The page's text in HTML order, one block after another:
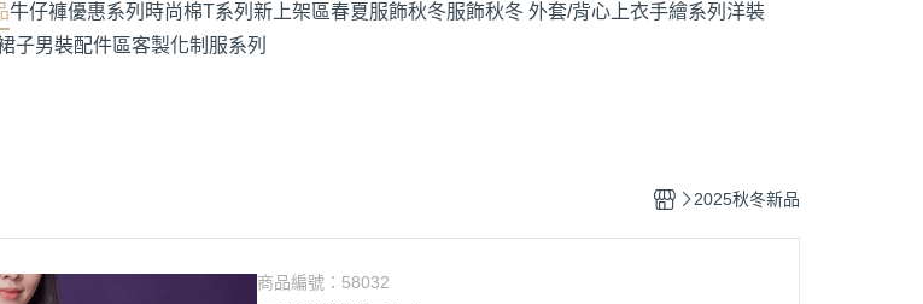
牛仔褲優惠系列 時尚棉T系列 新上架區春夏服飾秋冬服飾秋冬 外套/背心 上衣手繪系列 洋裝
子男裝配件區客製化制服系列
2025秋冬新品
商品編號： 58032